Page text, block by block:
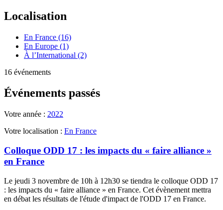
Localisation
En France (16)
En Europe (1)
À l’International (2)
16 événements
Événements passés
Votre année : 2022
Votre localisation : En France
Colloque ODD 17 : les impacts du « faire alliance »
en France
Le jeudi 3 novembre de 10h à 12h30 se tiendra le colloque ODD 17
: les impacts du « faire alliance » en France. Cet évènement mettra
en débat les résultats de l'étude d'impact de l'ODD 17 en France.